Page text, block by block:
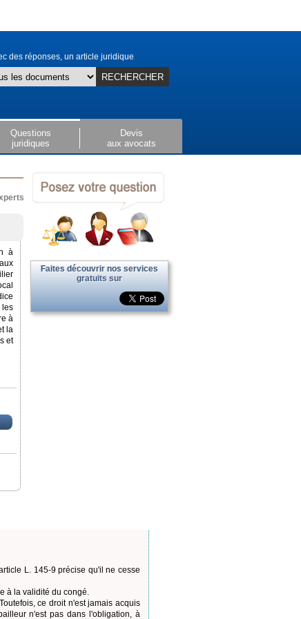
des réponses, un article juridique
RECHERCHER
Questions
juridiques
Devis
aux avocats
à
les
à
la
et
L. 145-9 précise qu'il ne cesse
à la validité du congé.
ce droit n'est jamais acquis
n'est pas dans l'obligation, à
Faites découvrir nos services
gratuits sur